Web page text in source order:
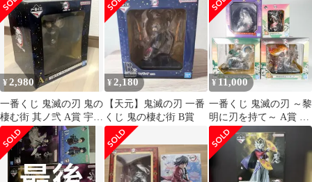
街～4体まとめ売り
刃 ～鬼の棲む街～ 其ノ
弐」 G賞
ド 煉獄杏寿郎
¥2,980
一番くじ 鬼滅の刃 鬼の
棲む街 其ノ弐 A賞 宇髄
天元 フィギュア 未開封
¥ 2,180
【天元】鬼滅の刃 一番
くじ 鬼の棲む街 B賞
¥ 11,000
一番くじ 鬼滅の刃 ～黎
明に刃を持て～ A賞 B
賞 D賞 ～鬼殺の志 弐～
C賞 4点セット